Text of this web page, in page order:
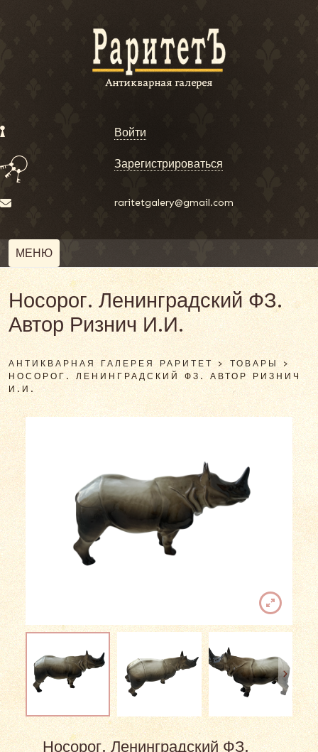
Войти
Зарегистрироваться
raritetgalery@gmail.com
МЕНЮ
Носорог. Ленинградский ФЗ.
Автор Ризнич И.И.
АНТИКВАРНАЯ ГАЛЕРЕЯ РАРИТЕТ > ТОВАРЫ >
НОСОРОГ. ЛЕНИНГРАДСКИЙ ФЗ. АВТОР РИЗНИЧ
И.И.
Носорог. Ленинградский ФЗ.